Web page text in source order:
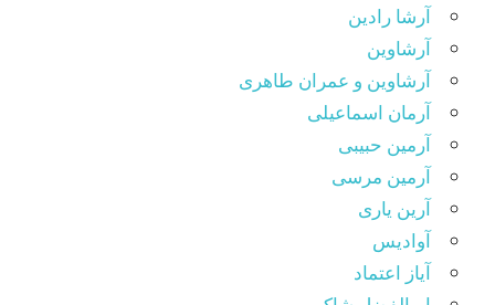
آرشا رادین
آرشاوین
آرشاوین و عمران طاهری
آرمان اسماعیلی
آرمین حبیبی
آرمین مرسی
آرین یاری
آوادیس
آیاز اعتماد